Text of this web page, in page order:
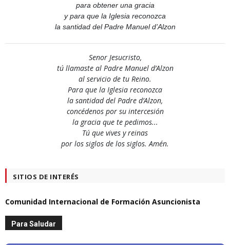
para obtener una gracia
y para que la Iglesia reconozca
la santidad del Padre Manuel d’Alzon
Senor Jesucristo,
tú llamaste al Padre Manuel d’Alzon
al servicio de tu Reino.
Para que la Iglesia reconozca
la santidad del Padre d’Alzon,
concédenos por su intercesión
la gracia que te pedimos...
Tú que vives y reinas
por los siglos de los siglos. Amén.
SITIOS DE INTERÉS
Comunidad Internacional de Formación Asuncionista
Para Saludar